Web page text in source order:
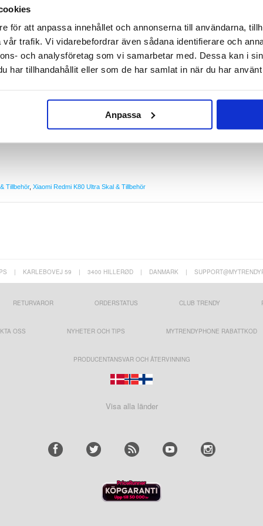
för att anpassa innehållet och annonserna till användarna,
trafik. Vi vidarebefordrar även sådana identifierare och
och analysföretag som vi samarbetar med. Dessa kan i
har tillhandahållit eller som de har samlat in när du har
Anpassa
med Magnetstängning
den skyddad och tillgänglig med detta plånboksfodral!
elegant och passar vid alla tillfällen. Designat med flera kortfickor och ett fack för kontanter.
vare det inbyggda mediastativet.
vid alla tillfällen
mot skador
fickor för kort och kontanter
Polyuretan och TPU
Tillbehör, Xiaomi Redmi K80 Ultra Skal & Tillbehör
| KARLEBOVEJ 59 | 3400 HILLERØD | DANMARK |
RETURVAROR ORDERSTATUS CLUB TRENDY
OSS NYHETER OCH TIPS MYTRENDYPHONE RABATTKOD
PRODUCENTANSVAR OCH ÅTERVINNING
Visa alla länder